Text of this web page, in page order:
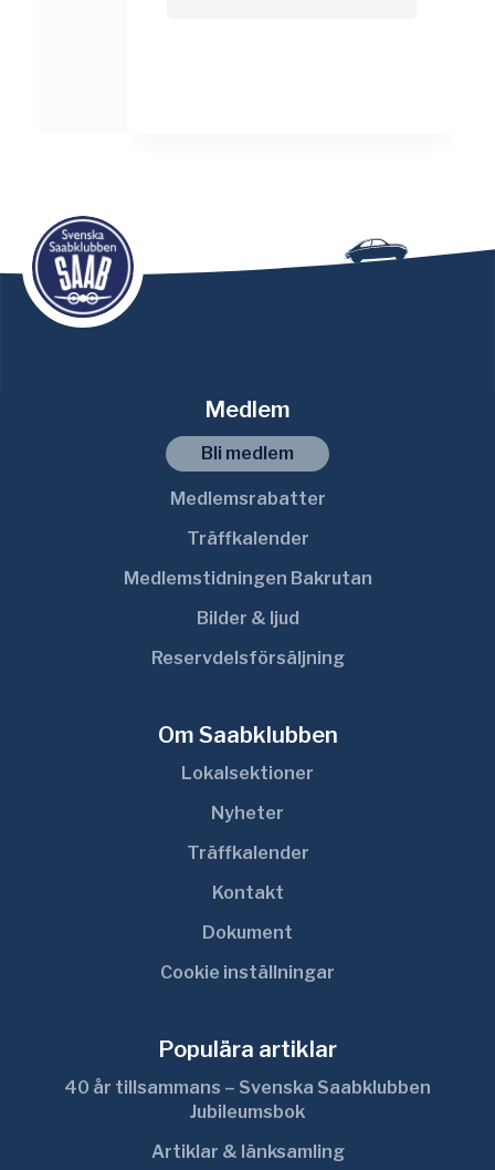
Medlem
Bli medlem
Medlemsrabatter
Träffkalender
Medlemstidningen Bakrutan
Bilder & ljud
Reservdelsförsäljning
Om Saabklubben
Lokalsektioner
Nyheter
Träffkalender
Kontakt
Dokument
Cookie inställningar
Populära artiklar
40 år tillsammans – Svenska Saabklubben
Jubileumsbok
Artiklar & länksamling